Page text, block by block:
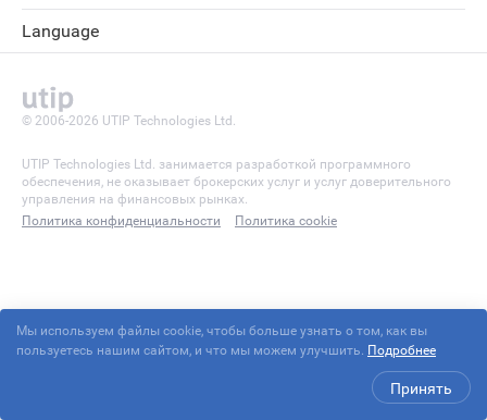
Мы используем файлы cookie, чтобы больше узнать о том, как вы
пользуетесь нашим сайтом, и что мы можем улучшить. Подробнее
Принять
Language
© 2006-2026 UTIP Technologies Ltd.
UTIP Technologies Ltd. занимается разработкой программного
обеспечения, не оказывает брокерских услуг и услуг доверительного
управления на финансовых рынках.
Политика конфиденциальности
Политика cookie